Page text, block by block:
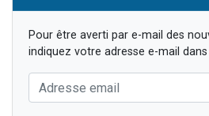
Pour être averti par e-mail des
indiquez votre adresse e-mail